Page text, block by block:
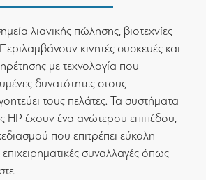
λιανικής πώλησης, βιοτεχνίες
κινητές συσκευές και
με τεχνολογία που
δυνατότητες στους
τους πελάτες. Τα συστήματα
HP έχουν ένα ανώτερου επιπέδου,
που επιτρέπει εύκολη
συναλλαγές όπως